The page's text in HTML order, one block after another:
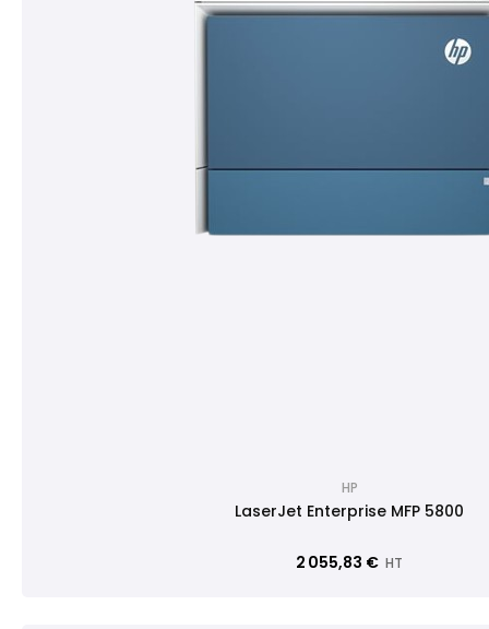
HP
LaserJet Enterprise MFP 5800
2 055,83 € HT